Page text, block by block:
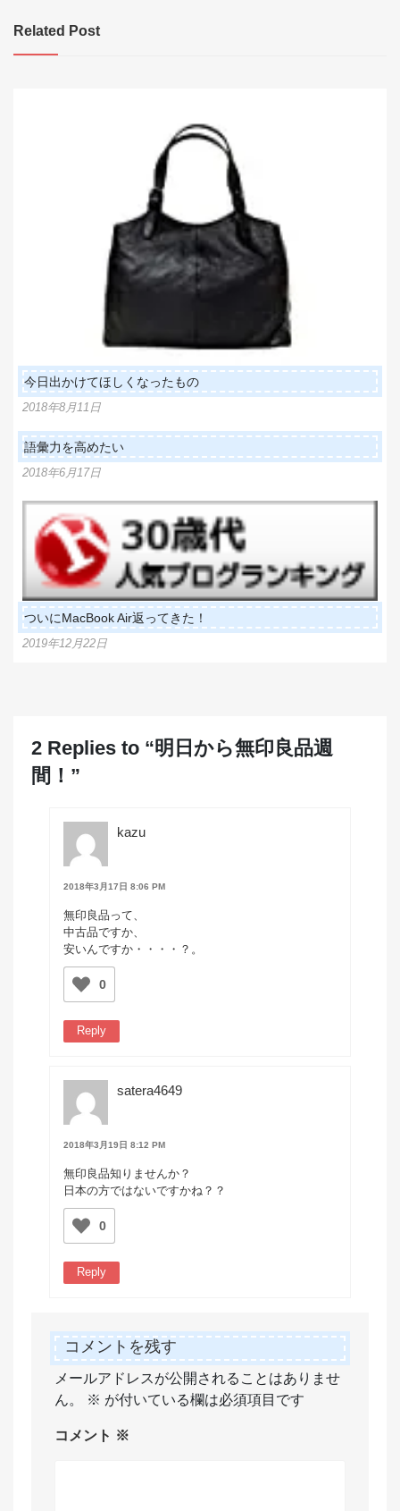
ゲ
ー
Related Post
今日出かけてほしくなったもの
2018年8月11日
語彙力を高めたい
2018年6月17日
ついにMacBook Air返ってきた！
2019年12月22日
2 Replies to “明日から無印良品週
間！”
kazu
2018年3月17日 8:06 PM
無印良品って、
中古品ですか、
安いんですか・・・・？。
0
Reply
satera4649
2018年3月19日 8:12 PM
無印良品知りませんか？
日本の方ではないですかね？？
0
Reply
コメントを残す
メールアドレスが公開されることはありませ
ん。
※ が付いている欄は必須項目です
コメント ※